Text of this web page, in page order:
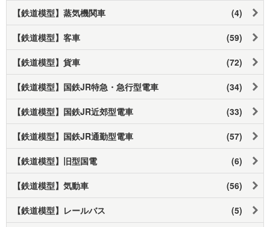
【鉄道模型】蒸気機関車 (4)
【鉄道模型】客車 (59)
【鉄道模型】貨車 (72)
【鉄道模型】国鉄JR特急・急行型電車 (34)
【鉄道模型】国鉄JR近郊型電車 (33)
【鉄道模型】国鉄JR通勤型電車 (57)
【鉄道模型】旧型国電 (6)
【鉄道模型】気動車 (56)
【鉄道模型】レールバス (5)